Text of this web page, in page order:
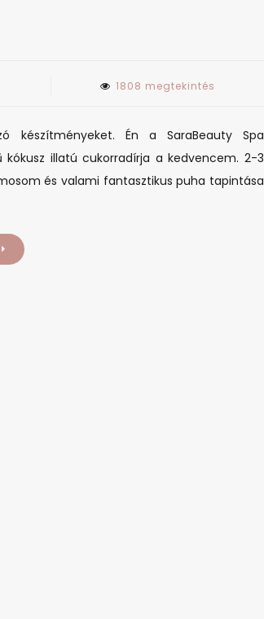
1808 megtekintés
készítményeket. Én a SaraBeauty Spa
illatú cukorradírja a kedvencem. 2-3
és valami fantasztikus puha tapintása